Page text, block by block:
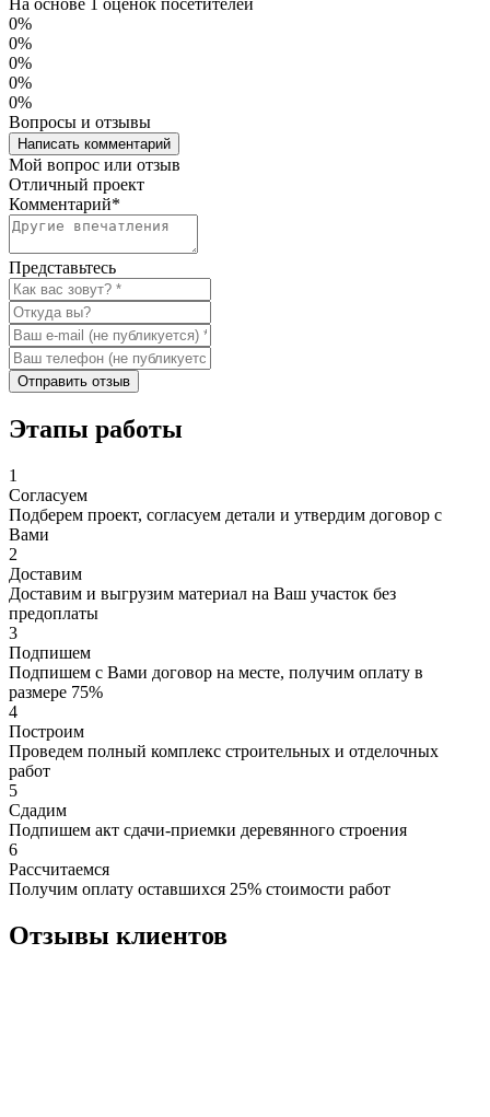
0%
0%
0%
0%
0%
Вопросы и отзывы
Написать комментарий
Мой вопрос или отзыв
Отличный проект
Комментарий*
Представьтесь
Отправить отзыв
Этапы работы
1
Согласуем
Подберем проект, согласуем детали и утвердим договор с
Вами
2
Доставим
Доставим и выгрузим материал на Ваш участок без
предоплаты
3
Подпишем
Подпишем с Вами договор на месте, получим оплату в
размере 75%
4
Построим
Проведем полный комплекс строительных и отделочных
работ
5
Сдадим
Подпишем акт сдачи-приемки деревянного строения
6
Рассчитаемся
Получим оплату оставшихся 25% стоимости работ
Отзывы клиентов